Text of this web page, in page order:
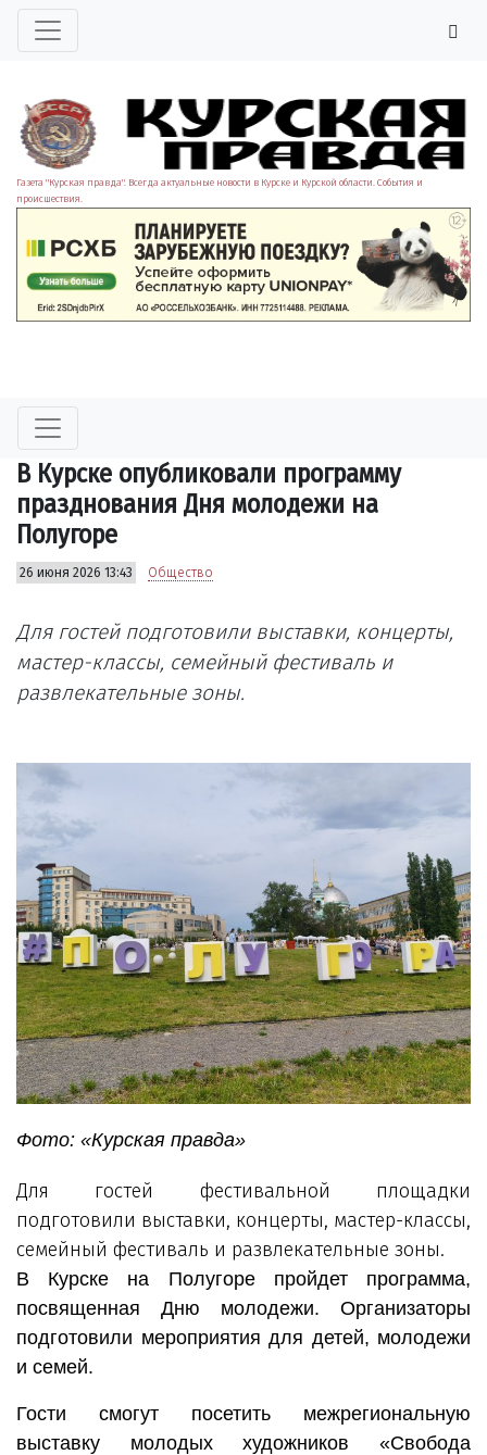
Газета "Курская правда". Всегда актуальные новости в Курске и Курской области. События и
происшествия.
В Курске опубликовали программу
празднования Дня молодежи на
Полугоре
26 июня 2026 13:43 Общество
Для гостей подготовили выставки, концерты,
мастер-классы, семейный фестиваль и
развлекательные зоны.
Фото: «Курская правда»
Для гостей фестивальной площадки
подготовили выставки, концерты, мастер-классы,
семейный фестиваль и развлекательные зоны.
В Курске на Полугоре пройдет программа,
посвященная Дню молодежи. Организаторы
подготовили мероприятия для детей, молодежи
и семей.
Гости смогут посетить межрегиональную
выставку молодых художников «Свобода